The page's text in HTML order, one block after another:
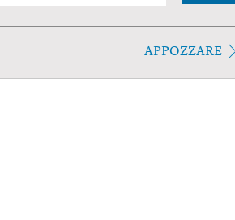
APPOZZARE